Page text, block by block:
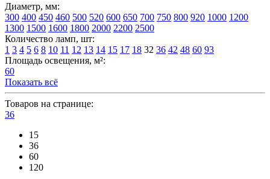
Диаметр, мм:
300 400 450 460 500 520 600 650 700 750 800 920 1000 1200
1300 1500 1600 1800 2000 2200 2500
Количество ламп, шт:
1 3 4 5 6 8 10 11 12 13 14 15 17 18 32 36 42 48 60 93
Площадь освещения, м²:
60
Показать всё
Товаров на странице:
36
15
36
60
120